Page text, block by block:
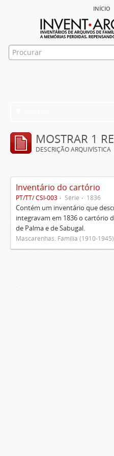
início
MOSTRAR 1
DESCRIÇÃO ARQUIVÍSTICA
Inventário do cartório
PT/TT/ CSI-003 Série 1836
Contém um inventário que
integravam em 1836 o cartório
de Palma e de Sabugal.
Mascarenhas. Família (1910-1945)